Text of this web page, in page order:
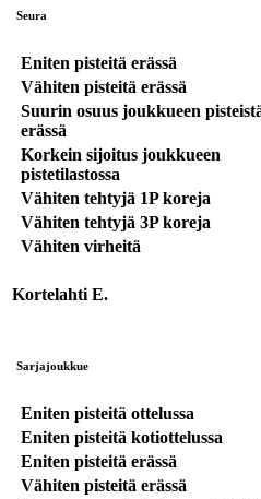
Seura
Eniten pisteitä erässä
Vähiten pisteitä erässä
Suurin osuus joukkueen
erässä
Korkein sijoitus joukkueen
pistetilastossa
Vähiten tehtyjä 1P koreja
Vähiten tehtyjä 3P koreja
Vähiten virheitä
Kortelahti E.
Sarjajoukkue
Eniten pisteitä ottelussa
Eniten pisteitä kotiottelussa
Eniten pisteitä erässä
Vähiten pisteitä erässä